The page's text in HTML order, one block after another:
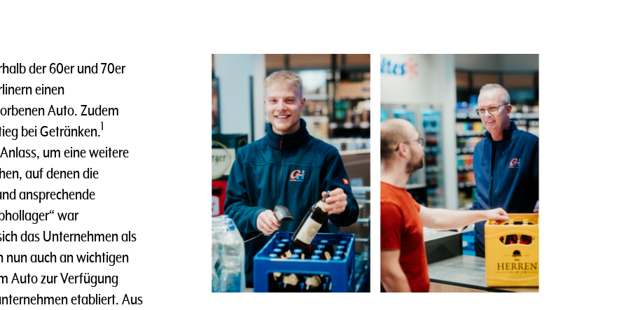
der 60er und 70er
einen
Auto. Zudem
bei Getränken.1
um eine weitere
auf denen die
ansprechende
war
das Unternehmen als
nun auch an wichtigen
Auto zur Verfügung
etabliert. Aus